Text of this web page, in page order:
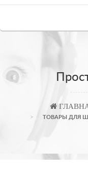
ТОВАРЫ ДЛЯ